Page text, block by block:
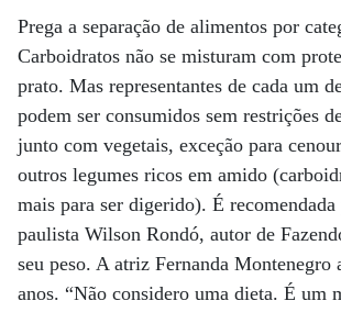
Prega a separação de alimentos por
Carboidratos não se misturam com
prato. Mas representantes de cada um
podem ser consumidos sem restrições
junto com vegetais, exceção para
outros legumes ricos em amido
mais para ser digerido). É
paulista Wilson Rondó, autor de
seu peso. A atriz Fernanda Montenegro
anos. “Não considero uma dieta. É um